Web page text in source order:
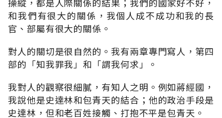
和我們有很大的關係，我個人成不成功和我的長
官、部屬有很大的關係。
對人的關切是很自然的。我有兩章專門寫人，第四
部的「知我罪我」和「謂我何求」。
我對人的觀察很細膩，有知人之明。例如蔣經國，
我說他是史達林和包青天的結合；他的政治手段是
史達林，但和老百姓接觸、打抱不平是包青天。